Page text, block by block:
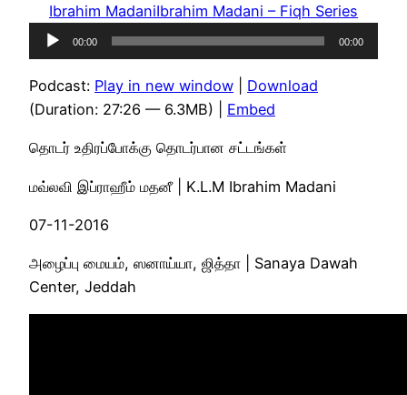
Ibrahim MadaniIbrahim Madani – Fiqh Series
Audio
Player
00:00 00:00
Podcast: Play in new window
Download
(Duration: 27:26 — 6.3MB) | Embed
தொடர் உதிரப்போக்கு தொடர்பான சட்டங்கள்
மவ்லவி இப்ராஹீம் மதனீ | K.L.M Ibrahim Madani
07-11-2016
அழைப்பு மையம், ஸனாய்யா, ஜித்தா | Sanaya Dawah
Center, Jeddah